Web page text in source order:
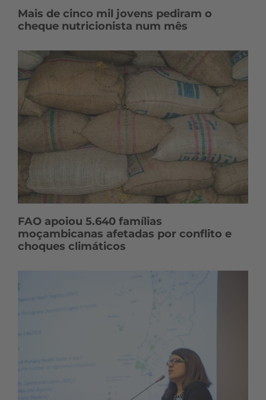
Mais de cinco mil jovens pediram o
cheque nutricionista num mês
FAO apoiou 5.640 famílias
moçambicanas afetadas por conflito e
choques climáticos